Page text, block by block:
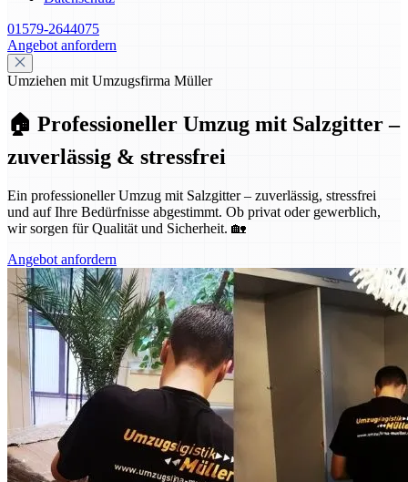
01579-2644075
Angebot anfordern
Umziehen mit Umzugsfirma Müller
🏠 Professioneller Umzug mit Salzgitter –
zuverlässig & stressfrei
Ein professioneller Umzug mit Salzgitter – zuverlässig, stressfrei
und auf Ihre Bedürfnisse abgestimmt. Ob privat oder gewerblich,
wir sorgen für Qualität und Sicherheit. 🏡
Angebot anfordern